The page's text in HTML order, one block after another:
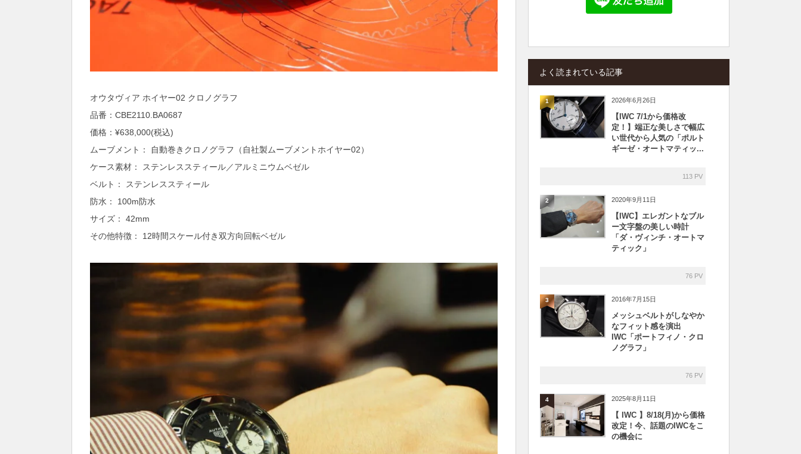
オウタヴィア ホイヤー02 クロノグラフ
品番：CBE2110.BA0687
価格：¥638,000(税込)
ムーブメント： 自動巻きクロノグラフ（自社製ムーブメントホイヤー02）
ケース素材： ステンレススティール／アルミニウムベゼル
ベルト： ステンレススティール
防水： 100m防水
サイズ： 42mm
その他特徴： 12時間スケール付き双方向回転ベゼル
よく読まれている記事
1 2026年6月26日
【IWC 7/1から価格改
定！】端正な美しさで幅広
い世代から人気の「ポルト
ギーゼ・オートマティッ...
113 PV
2 2020年9月11日
【IWC】エレガントなブル
ー文字盤の美しい時計
「ダ・ヴィンチ・オートマ
ティック」
76 PV
3 2016年7月15日
メッシュベルトがしなやか
なフィット感を演出
IWC「ポートフィノ・クロ
ノグラフ」
76 PV
4 2025年8月11日
【 IWC 】8/18(月)から価格
改定！今、話題のIWCをこ
の機会に